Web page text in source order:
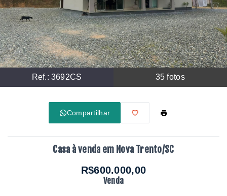
Ref.: 3692CS 35 fotos
Compartilhar
Casa à venda em Nova Trento/SC
R$600.000,00
Venda